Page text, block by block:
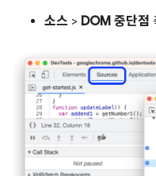
소스 > DOM 중단점